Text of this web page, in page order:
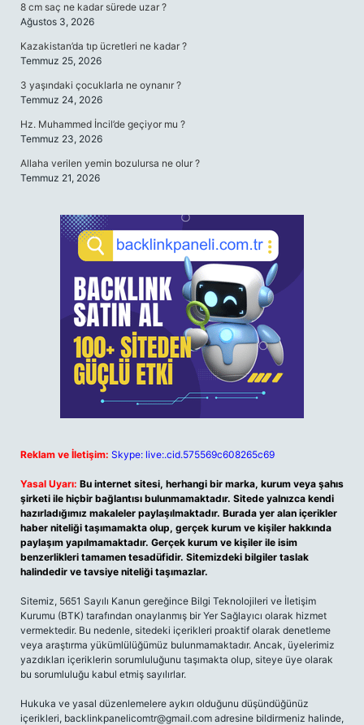
8 cm saç ne kadar sürede uzar ?
Ağustos 3, 2026
Kazakistan’da tıp ücretleri ne kadar ?
Temmuz 25, 2026
3 yaşındaki çocuklarla ne oynanır ?
Temmuz 24, 2026
Hz. Muhammed İncil’de geçiyor mu ?
Temmuz 23, 2026
Allaha verilen yemin bozulursa ne olur ?
Temmuz 21, 2026
Reklam ve İletişim: Skype: live:.cid.575569c608265c69
Yasal Uyarı: Bu internet sitesi, herhangi bir marka, kurum veya şahıs
şirketi ile hiçbir bağlantısı bulunmamaktadır. Sitede yalnızca kendi
hazırladığımız makaleler paylaşılmaktadır. Burada yer alan içerikler
haber niteliği taşımamakta olup, gerçek kurum ve kişiler hakkında
paylaşım yapılmamaktadır. Gerçek kurum ve kişiler ile isim
benzerlikleri tamamen tesadüfidir. Sitemizdeki bilgiler taslak
halindedir ve tavsiye niteliği taşımazlar.
Sitemiz, 5651 Sayılı Kanun gereğince Bilgi Teknolojileri ve İletişim
Kurumu (BTK) tarafından onaylanmış bir Yer Sağlayıcı olarak hizmet
vermektedir. Bu nedenle, sitedeki içerikleri proaktif olarak denetleme
veya araştırma yükümlülüğümüz bulunmamaktadır. Ancak, üyelerimiz
yazdıkları içeriklerin sorumluluğunu taşımakta olup, siteye üye olarak
bu sorumluluğu kabul etmiş sayılırlar.
Hukuka ve yasal düzenlemelere aykırı olduğunu düşündüğünüz
içerikleri, backlinkpanelicomtr@gmail.com adresine bildirmeniz halinde,